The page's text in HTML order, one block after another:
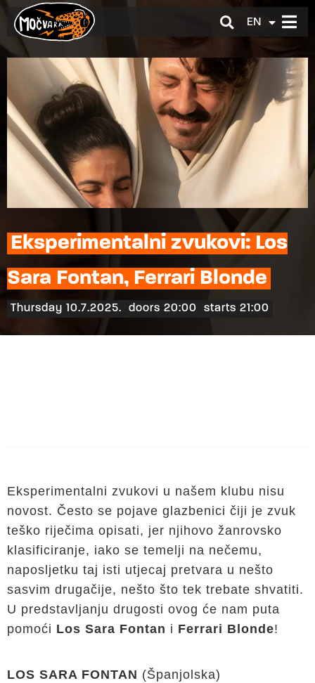
EN
HR
Eksperimentalni zvukovi: Los
Sara Fontan, Ferrari Blonde
Thursday 10.7.2025. doors 20:00 starts 21:00
Eksperimentalni zvukovi u našem klubu nisu
novost. Često se pojave glazbenici čiji je zvuk
teško riječima opisati, jer njihovo žanrovsko
klasificiranje, iako se temelji na nečemu,
naposljetku taj isti utjecaj pretvara u nešto
sasvim drugačije, nešto što tek trebate shvatiti.
U predstavljanju drugosti ovog će nam puta
pomoći Los Sara Fontan i Ferrari Blonde!
LOS SARA FONTAN (Španjolska)